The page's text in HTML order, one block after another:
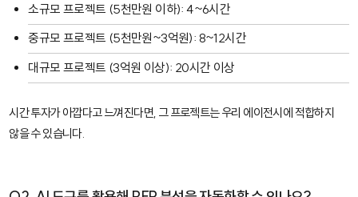
소규모 프로젝트 (5천만원 이하): 4~6시간
중규모 프로젝트 (5천만원~3억원): 8~12시간
대규모 프로젝트 (3억원 이상): 20시간 이상
시간 투자가 아깝다고 느껴진다면, 그 프로젝트는 우리 에이전시에 적합하지
않을 수 있습니다.